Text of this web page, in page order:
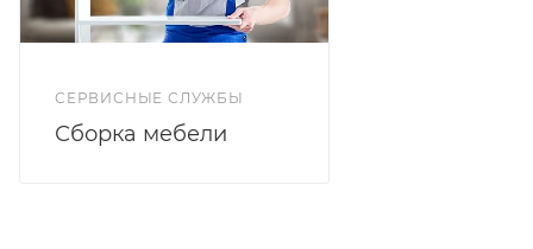
размерах 900х200, 1000х200, 120х200, 140х200 см.
СЕРВИСНЫЕ СЛУЖБЫ
Сборка мебели